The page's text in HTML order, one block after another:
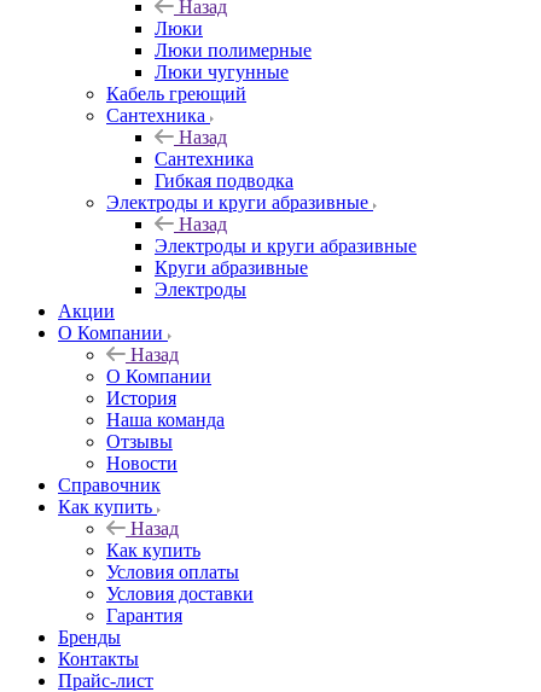
Назад
Люки
Люки полимерные
Люки чугунные
Кабель греющий
Сантехника
Назад
Сантехника
Гибкая подводка
Электроды и круги абразивные
Назад
Электроды и круги абразивные
Круги абразивные
Электроды
Акции
О Компании
Назад
О Компании
История
Наша команда
Отзывы
Новости
Справочник
Как купить
Назад
Как купить
Условия оплаты
Условия доставки
Гарантия
Бренды
Контакты
Прайс-лист